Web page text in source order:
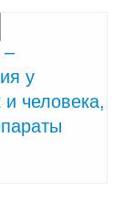
–
у
человека,